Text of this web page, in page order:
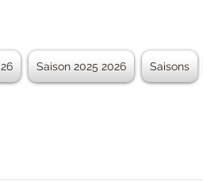
Saison 2025 2026 Saisons